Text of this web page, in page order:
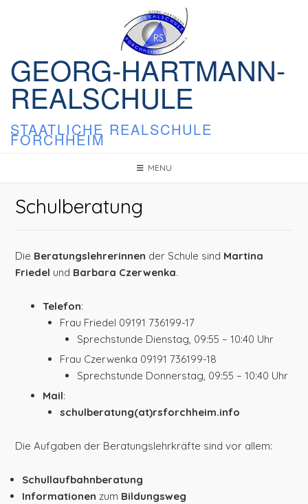
GEORG-HARTMANN-
REALSCHULE
STAATLICHE REALSCHULE
FORCHHEIM
MENU
Schulberatung
Die Beratungslehrerinnen der Schule sind Martina
Friedel und Barbara Czerwenka.
Telefon:
Frau Friedel 09191 736199-17
Sprechstunde Dienstag, 09:55 – 10:40 Uhr
Frau Czerwenka 09191 736199-18
Sprechstunde Donnerstag, 09:55 – 10:40 Uhr
Mail:
schulberatung(at)rsforchheim.info
Die Aufgaben der Beratungslehrkräfte sind vor allem:
Schullaufbahnberatung
Informationen zum Bildungsweg